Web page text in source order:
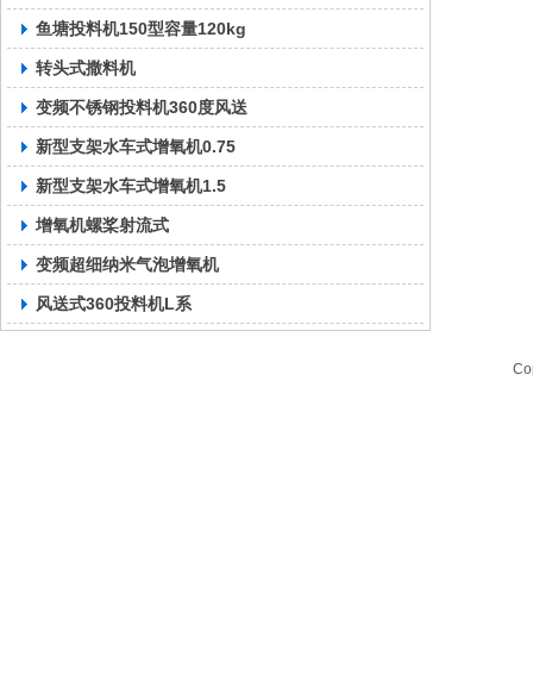
鱼塘投料机150型容量120kg
转头式撒料机
变频不锈钢投料机360度风送
新型支架水车式增氧机0.75
新型支架水车式增氧机1.5
增氧机螺桨射流式
变频超细纳米气泡增氧机
风送式360投料机L系